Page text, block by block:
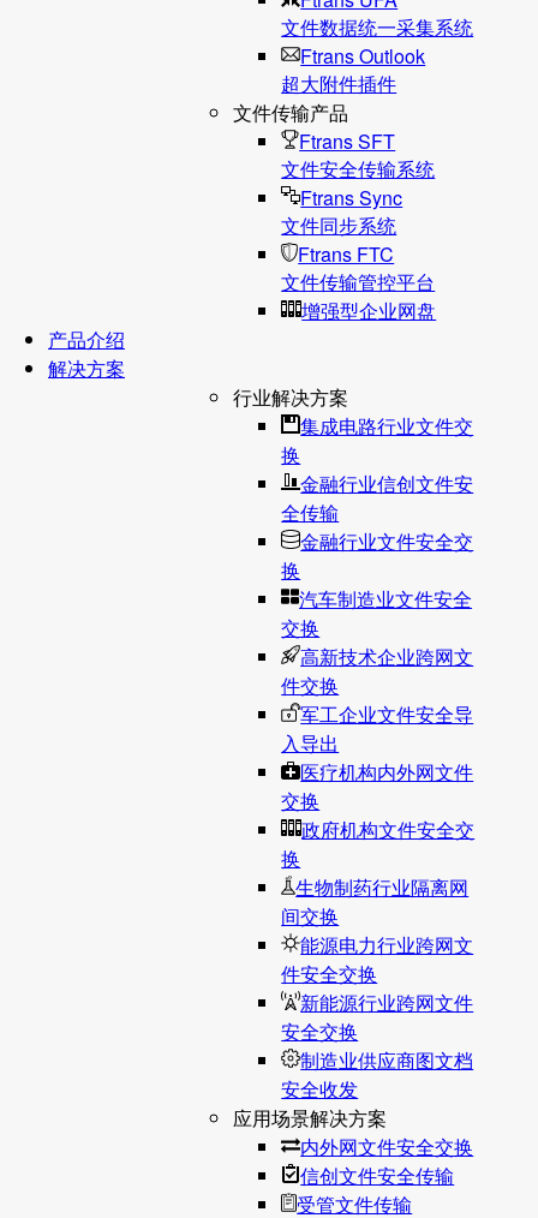
文件数据统⼀采集系统
Ftrans Outlook
超大附件插件
文件传输产品
Ftrans SFT
文件安全传输系统
Ftrans Sync
文件同步系统
Ftrans FTC
文件传输管控平台
增强型企业网盘
产品介绍
解决方案
行业解决方案
集成电路行业文件交
换
金融行业信创文件安
全传输
金融行业文件安全交
换
汽车制造业文件安全
交换
高新技术企业跨网文
件交换
军工企业文件安全导
入导出
医疗机构内外网文件
交换
政府机构文件安全交
换
生物制药行业隔离网
间交换
能源电力行业跨网文
件安全交换
新能源行业跨网文件
安全交换
制造业供应商图文档
安全收发
应用场景解决方案
内外网文件安全交换
信创文件安全传输
受管文件传输